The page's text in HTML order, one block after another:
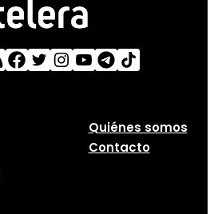
Quiénes somos
Contacto